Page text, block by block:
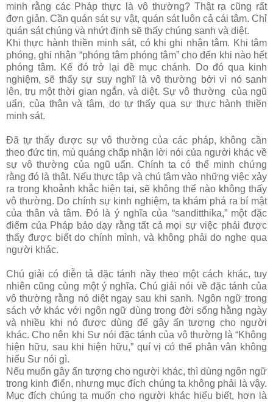
minh rằng các Pháp thực là vô thường? Thật ra cũng rất
đơn giản. Cần quán sát sự vật, quán sát luôn cả cái tâm. Chỉ
quán sát chúng và nhứt định sẽ thấy chúng sanh và diệt.
Khi thực hành thiền minh sát, có khi ghi nhận tâm. Khi tâm
phóng, ghi nhận “phóng tâm phóng tâm” cho đến khi nào hết
phóng tâm. Kế đó trở lại đề mục chánh. Do đó qua kinh
nghiệm, sẽ thấy sự suy nghĩ là vô thường bởi vì nó sanh
lên, trụ một thời gian ngắn, và diệt. Sự vô thường của ngũ
uẩn, của thân và tâm, do tự thấy qua sự thực hành thiền
minh sát.
Đã tự thấy được sự vô thường của các pháp, không cần
theo đức tin, mù quáng chấp nhận lời nói của người khác về
sự vô thường của ngũ uẩn. Chính ta có thể minh chứng
rằng đó là thật. Nếu thực tập và chú tâm vào những việc xảy
ra trong khoảnh khắc hiện tại, sẽ không thể nào không thấy
vô thường. Do chính sự kinh nghiệm, ta khám phá ra bí mật
của thân và tâm. Đó là ý nghĩa của “sanditthika,” một đặc
điểm của Pháp bảo dạy rằng tất cả mọi sự việc phải được
thấy được biết do chính mình, và không phải do nghe qua
người khác.
Chú giải có diễn tả đặc tánh nầy theo một cách khác, tuy
nhiên cũng cùng một ý nghĩa. Chú giải nói về đặc tánh của
vô thường rằng nó diệt ngay sau khi sanh. Ngôn ngữ trong
sách vở khác với ngôn ngữ dùng trong đời sống hằng ngày
và nhiều khi nó được dùng để gây ấn tượng cho người
khác. Cho nên khi Sư nói đặc tánh của vô thường là “Không
hiện hữu, sau khi hiện hữu,” quí vị có thể phân vân không
hiểu Sư nói gì.
Nếu muốn gây ấn tượng cho người khác, thì dùng ngôn ngữ
trong kinh điển, nhưng mục đích chúng ta không phải là vậy.
Mục đích chúng ta muốn cho người khác hiểu biết, hơn là